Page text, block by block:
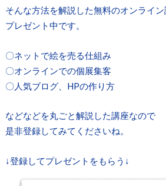
そんな方法を解説した無料のオンライ
プレゼント中です。
〇ネットで絵を売る仕組み
〇オンラインでの個展集客
〇人気ブログ、HPの作り方
などなどを丸ごと解説した講座なので
是非登録してみてくださいね。
↓登録してプレゼントをもらう↓